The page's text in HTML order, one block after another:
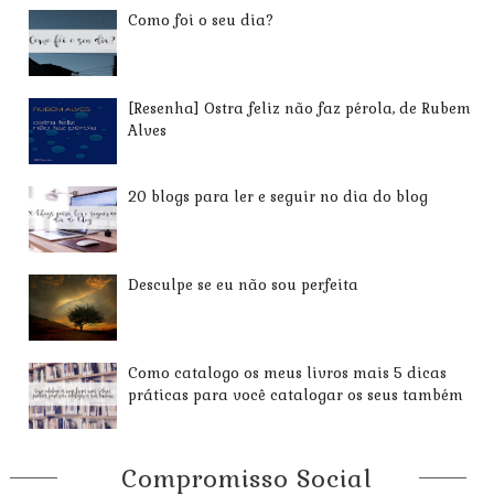
Como foi o seu dia?
[Resenha] Ostra feliz não faz pérola, de Rubem
Alves
20 blogs para ler e seguir no dia do blog
Desculpe se eu não sou perfeita
Como catalogo os meus livros mais 5 dicas
práticas para você catalogar os seus também
Compromisso Social